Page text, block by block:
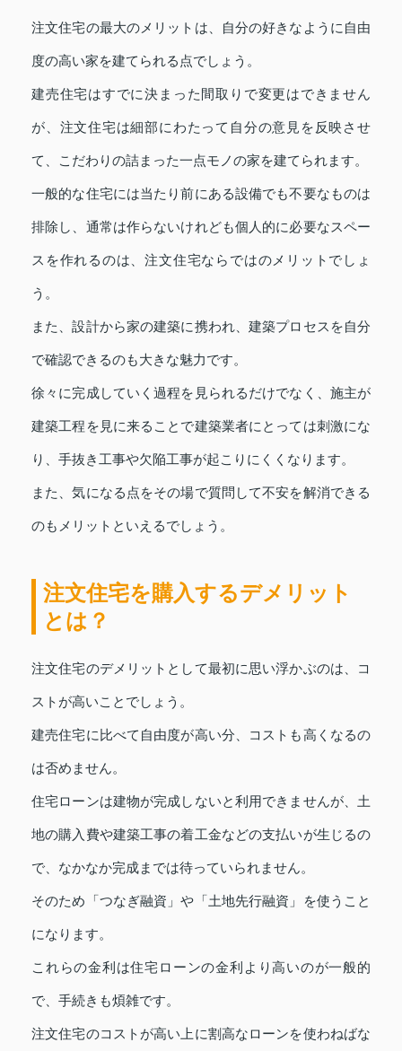
注文住宅の最大のメリットは、自分の好きなように自由
度の高い家を建てられる点でしょう。
建売住宅はすでに決まった間取りで変更はできません
が、注文住宅は細部にわたって自分の意見を反映させ
て、こだわりの詰まった一点モノの家を建てられます。
一般的な住宅には当たり前にある設備でも不要なものは
排除し、通常は作らないけれども個人的に必要なスペー
スを作れるのは、注文住宅ならではのメリットでしょ
う。
また、設計から家の建築に携われ、建築プロセスを自分
で確認できるのも大きな魅力です。
徐々に完成していく過程を見られるだけでなく、施主が
建築工程を見に来ることで建築業者にとっては刺激にな
り、手抜き工事や欠陥工事が起こりにくくなります。
また、気になる点をその場で質問して不安を解消できる
のもメリットといえるでしょう。
注文住宅を購入するデメリット
とは？
注文住宅のデメリットとして最初に思い浮かぶのは、コ
ストが高いことでしょう。
建売住宅に比べて自由度が高い分、コストも高くなるの
は否めません。
住宅ローンは建物が完成しないと利用できませんが、土
地の購入費や建築工事の着工金などの支払いが生じるの
で、なかなか完成までは待っていられません。
そのため「つなぎ融資」や「土地先行融資」を使うこと
になります。
これらの金利は住宅ローンの金利より高いのが一般的
で、手続きも煩雑です。
注文住宅のコストが高い上に割高なローンを使わねばな